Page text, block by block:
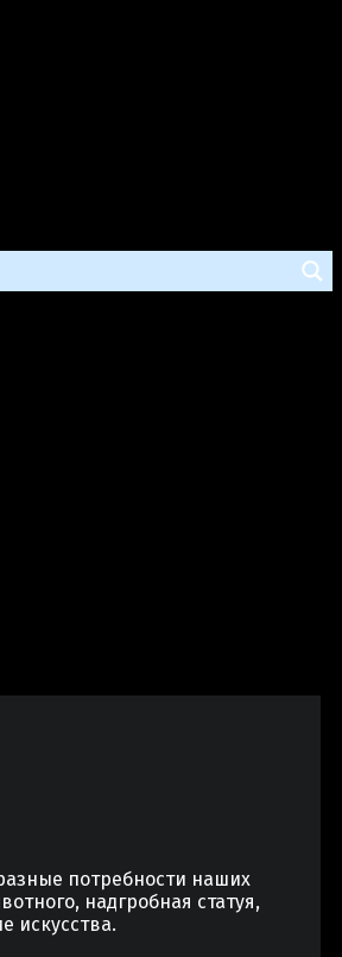
потребности наших
надгробная статуя,
искусства.